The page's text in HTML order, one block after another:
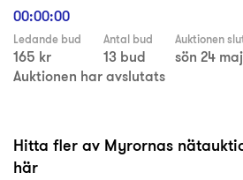
00:00:00
Ledande bud
165 kr
Antal bud
13 bud
Auktionen
sön 24
Auktionen har avslutats
Hitta fler av Myrornas
här